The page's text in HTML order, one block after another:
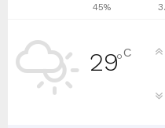
45%
29°C